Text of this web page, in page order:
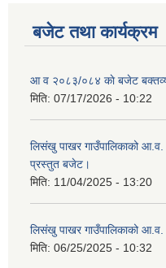
बजेट तथा कार्यक्रम
आ व २०८३/०८४ काे बजेट
मिति: 07/17/2026 - 10:22
लिसंखु पाखर गाउँपालिकाको
प्रस्तुत बजेट।
मिति: 11/04/2025 - 13:20
लिसंखु पाखर गाउँपालिकाको आ.व.
मिति: 06/25/2025 - 10:32